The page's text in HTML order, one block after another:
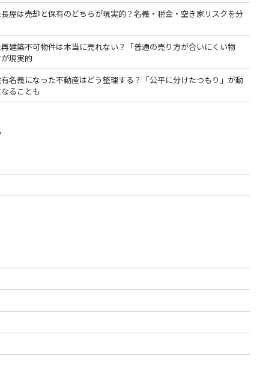
屋は売却と保有のどちらが現実的？名義・税金・空き家リスクを分
建築不可物件は本当に売れない？「普通の売り方が合いにくい物
現実的
名義になった不動産はどう整理する？「公平に分けたつもり」が動
ることも